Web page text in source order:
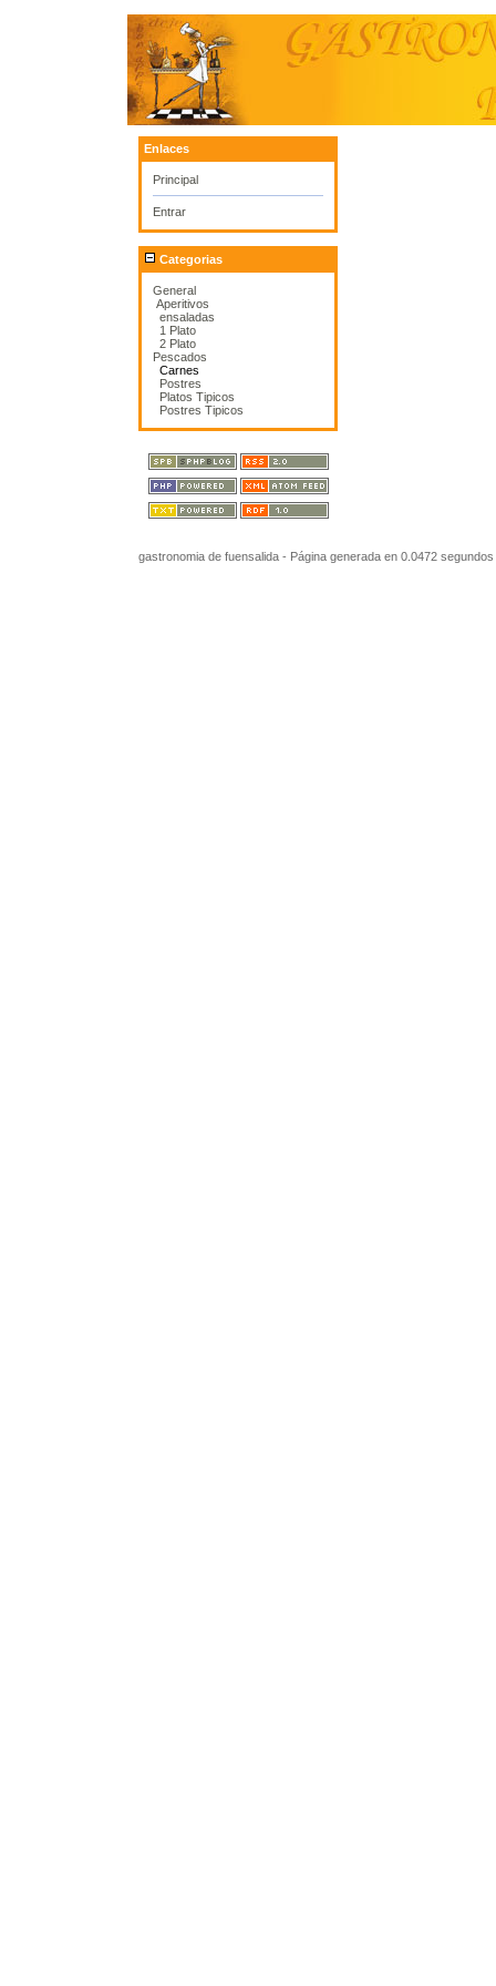
Enlaces
Principal
Entrar
Categorias
General
Aperitivos
ensaladas
1 Plato
2 Plato
Pescados
Carnes
Postres
Platos Tipicos
Postres Tipicos
gastronomia de fuensalida - Página generada en 0.0472 segundos